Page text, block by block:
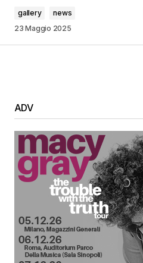
gallery
news
23 Maggio 2025
ADV